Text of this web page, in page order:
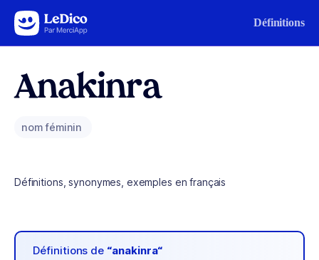
Aller au contenu Définitions
Anakinra
nom féminin
Définitions, synonymes, exemples en français
Définitions de “anakinra“